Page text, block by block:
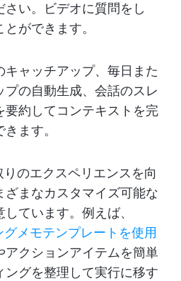
さい。ビデオに質問をし
ができます。
キャッチアップ、毎日また
の自動生成、会話のスレ
要約してコンテキストを完
ます。
のエクスペリエンスを向
まなカスタマイズ可能な
ています。例えば、
メモテンプレートを使用
アクションアイテムを簡単
ングを整理して実行に移す